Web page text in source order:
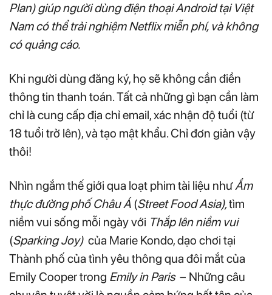
Plan) giúp người dùng điện thoại Android tại Việt
Nam có thể trải nghiệm Netflix miễn phí, và không
có quảng cáo.
Khi người dùng đăng ký, họ sẽ không cần điền
thông tin thanh toán. Tất cả những gì bạn cần làm
chỉ là cung cấp địa chỉ email, xác nhận độ tuổi (từ
18 tuổi trở lên), và tạo mật khẩu. Chỉ đơn giản vậy
thôi!
Nhìn ngắm thế giới qua loạt phim tài liệu nhưẨm
thực đường phố Châu Á (Street Food Asia),tìm
niềm vui sống mỗi ngày với Thắp lên niềm vui
(Sparking Joy) của Marie Kondo, dạo chơi tại
Thành phố của tình yêu thông qua đôi mắt của
Emily Cooper trong Emily in Paris– Những câu